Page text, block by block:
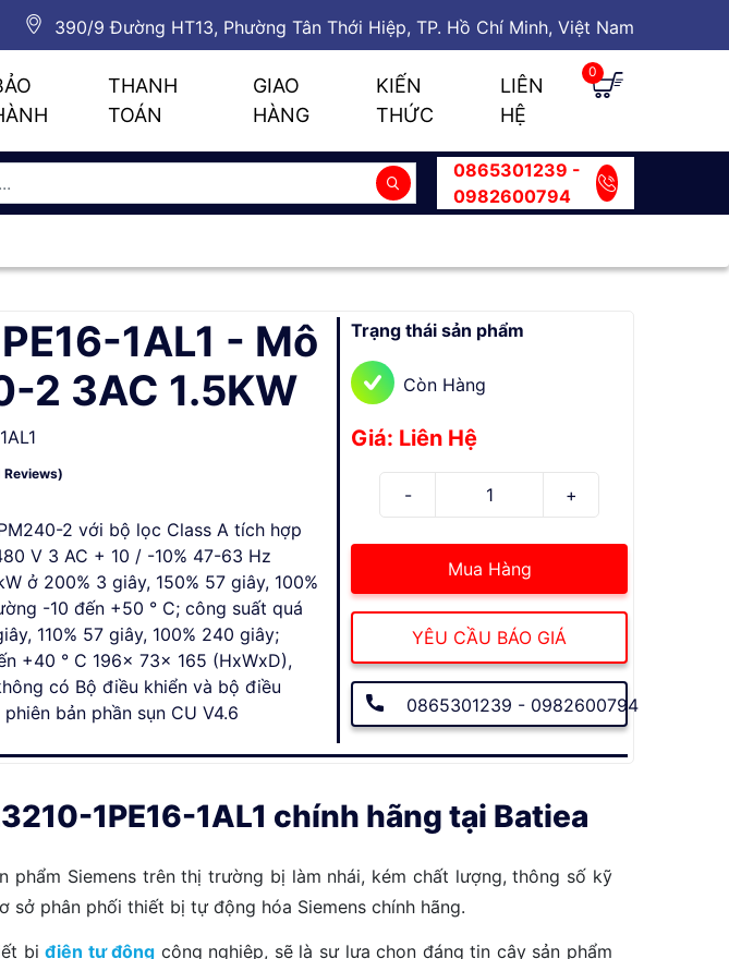
390/9 Đường HT13, Phường Tân Thới Hiệp, TP. Hồ Chí Minh, Việt Nam
THANH
TOÁN
GIAO
HÀNG
KIẾN
THỨC
LIÊN
HỆ
0
0865301239 -
0982600794
1AL1 - Mô
2 3AC 1.5KW
2 với bộ lọc Class A tích hợp
V 3 AC + 10 / -10% 47-63 Hz
ở 200% 3 giây, 150% 57 giây, 100%
-10 đến +50 ° C; công suất quá
110% 57 giây, 100% 240 giây;
+40 ° C 196x 73x 165 (HxWxD),
có Bộ điều khiển và bộ điều
bản phần sụn CU V4.6
Trạng thái sản phẩm
Còn Hàng
Giá: Liên Hệ
Mua Hàng
YÊU CẦU BÁO GIÁ
0865301239 - 0982600794
1PE16-1AL1 chính hãng tại Batiea
phẩm Siemens trên thị trường bị làm nhái, kém chất lượng, thông số kỹ
phân phối thiết bị tự động hóa Siemens chính hãng.
bịđiện tự động công nghiệp, sẽ là sự lựa chọn đáng tin cậy sản phẩm